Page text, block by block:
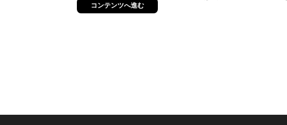
コンテンツへ進む